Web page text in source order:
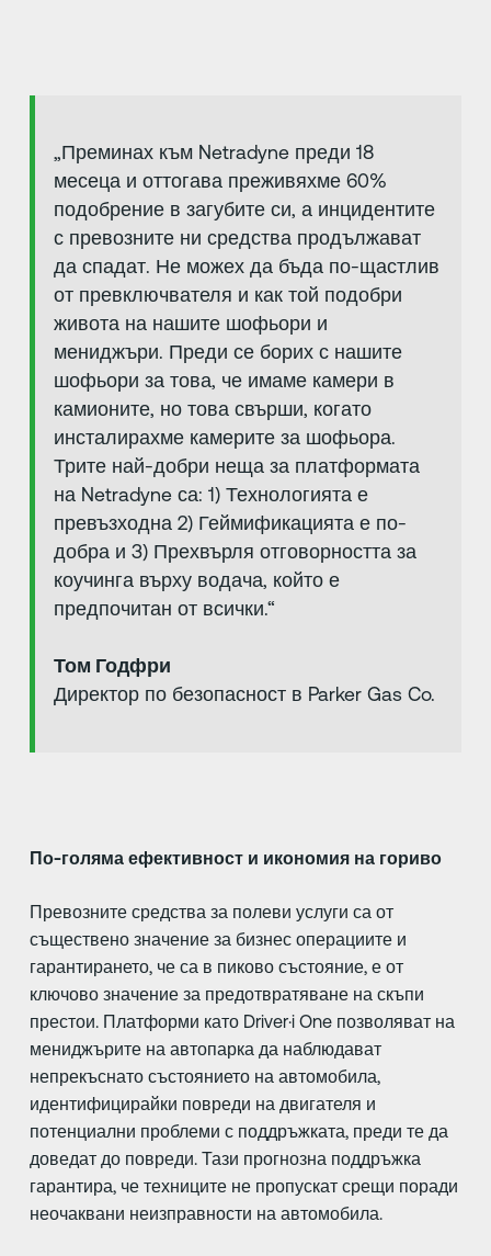
„Преминах към Netradyne преди 18
месеца и оттогава преживяхме 60%
подобрение в загубите си, а инцидентите
с превозните ни средства продължават
да спадат. Не можех да бъда по-щастлив
от превключвателя и как той подобри
живота на нашите шофьори и
мениджъри. Преди се борих с нашите
шофьори за това, че имаме камери в
камионите, но това свърши, когато
инсталирахме камерите за шофьора.
Трите най-добри неща за платформата
на Netradyne са: 1) Технологията е
превъзходна 2) Геймификацията е по-
добра и 3) Прехвърля отговорността за
коучинга върху водача, който е
предпочитан от всички.“
Том Годфри
Директор по безопасност в Parker Gas Co.
По-голяма ефективност и икономия на гориво
Превозните средства за полеви услуги са от
съществено значение за бизнес операциите и
гарантирането, че са в пиково състояние, е от
ключово значение за предотвратяване на скъпи
престои. Платформи като Driver·i One позволяват на
мениджърите на автопарка да наблюдават
непрекъснато състоянието на автомобила,
идентифицирайки повреди на двигателя и
потенциални проблеми с поддръжката, преди те да
доведат до повреди. Тази прогнозна поддръжка
гарантира, че техниците не пропускат срещи поради
неочаквани неизправности на автомобила.